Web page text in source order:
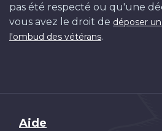
pas été respecté ou qu'une
vous avez le droit de déposer
l'ombud des vétérans.
Brand
Aide